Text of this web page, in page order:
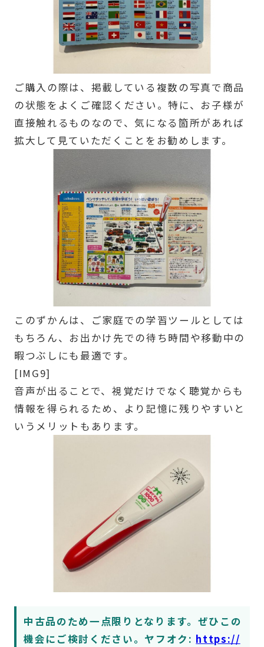
ご購入の際は、掲載している複数の写真で商品
の状態をよくご確認ください。特に、お子様が
直接触れるものなので、気になる箇所があれば
拡大して見ていただくことをお勧めします。
このずかんは、ご家庭での学習ツールとしては
もちろん、お出かけ先での待ち時間や移動中の
暇つぶしにも最適です。
[IMG9]
音声が出ることで、視覚だけでなく聴覚からも
情報を得られるため、より記憶に残りやすいと
いうメリットもあります。
中古品のため一点限りとなります。ぜひこの
機会にご検討ください。ヤフオク: https://